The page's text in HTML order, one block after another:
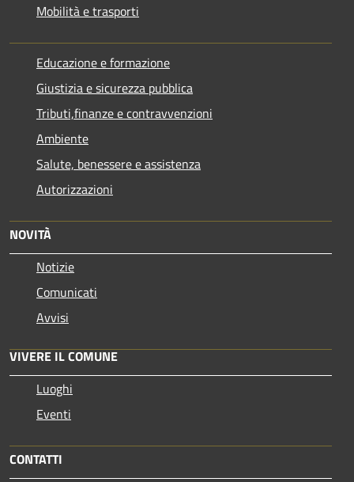
Mobilità e trasporti
Educazione e formazione
Giustizia e sicurezza pubblica
Tributi,finanze e contravvenzioni
Ambiente
Salute, benessere e assistenza
Autorizzazioni
NOVITÀ
Notizie
Comunicati
Avvisi
VIVERE IL COMUNE
Luoghi
Eventi
CONTATTI